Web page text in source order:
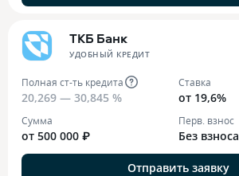
ТКБ Банк
УДОБНЫЙ КРЕДИТ
Полная ст-ть кредита
20,269 — 30,845 %
Ставка
от 19,6%
Сумма
от 500 000 ₽
Перв. взнос
Без взноса
Отправить заявку